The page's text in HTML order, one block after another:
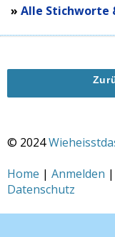
» Alle Stichworte
© 2024
Home | Anmelden |
Datenschutz